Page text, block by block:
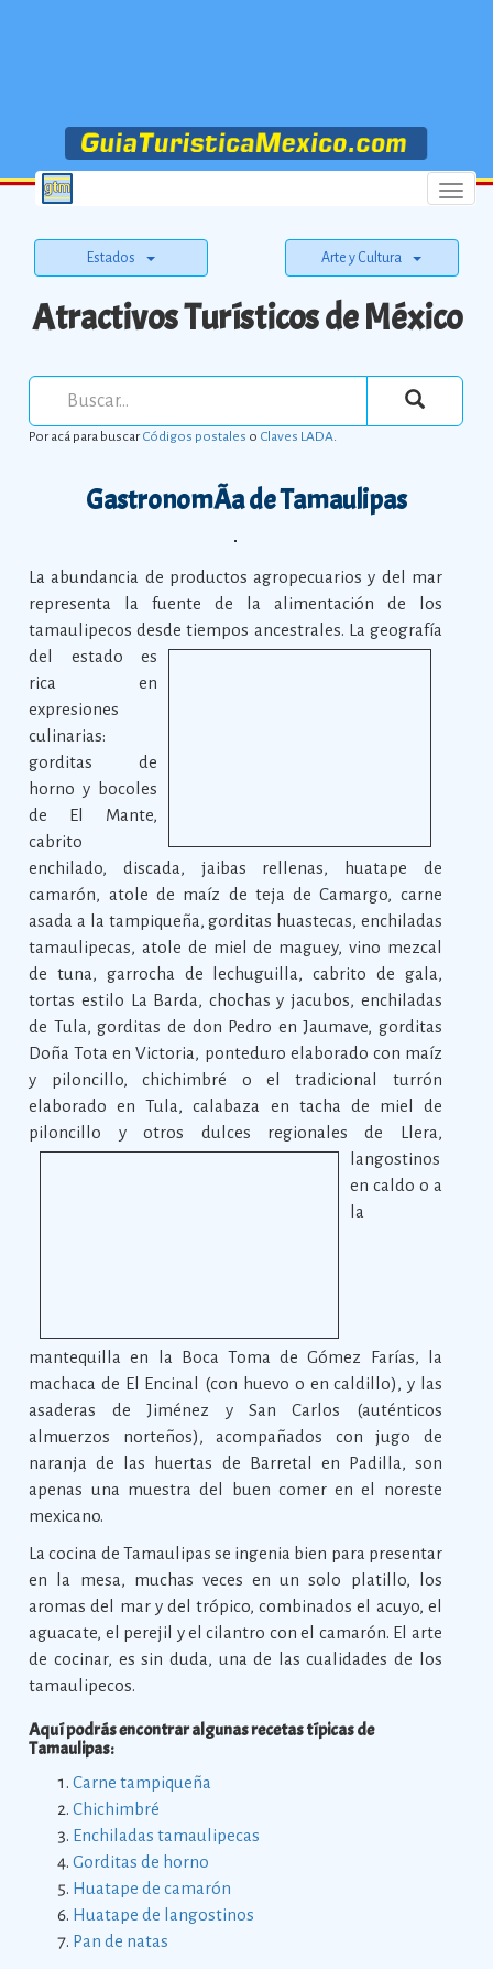
Menu
Estados Arte y Cultura
Atractivos Turísticos de México
Por acá para buscarCódigos postales o Claves LADA.
GastronomÃ­a de Tamaulipas
La abundancia de productos agropecuarios y del mar
representa la fuente de la alimentación de los
tamaulipecos desde tiempos ancestrales. La geografía
del estado es
rica en
expresiones
culinarias:
gorditas de
horno y bocoles
de El Mante,
cabrito
enchilado, discada, jaibas rellenas, huatape de
camarón, atole de maíz de teja de Camargo, carne
asada a la tampiqueña, gorditas huastecas, enchiladas
tamaulipecas, atole de miel de maguey, vino mezcal
de tuna, garrocha de lechuguilla, cabrito de gala,
tortas estilo La Barda, chochas y jacubos, enchiladas
de Tula, gorditas de don Pedro en Jaumave, gorditas
Doña Tota en Victoria, ponteduro elaborado con maíz
y piloncillo, chichimbré o el tradicional turrón
elaborado en Tula, calabaza en tacha de miel de
piloncillo y otros dulces regionales de Llera,
langostinos
en caldo o a
la
mantequilla en la Boca Toma de Gómez Farías, la
machaca de El Encinal (con huevo o en caldillo), y las
asaderas de Jiménez y San Carlos (auténticos
almuerzos norteños), acompañados con jugo de
naranja de las huertas de Barretal en Padilla, son
apenas una muestra del buen comer en el noreste
mexicano.
La cocina de Tamaulipas se ingenia bien para presentar
en la mesa, muchas veces en un solo platillo, los
aromas del mar y del trópico, combinados el acuyo, el
aguacate, el perejil y el cilantro con el camarón. El arte
de cocinar, es sin duda, una de las cualidades de los
tamaulipecos.
Aquí podrás encontrar algunas recetas típicas de
Tamaulipas:
Carne tampiqueña
Chichimbré
Enchiladas tamaulipecas
Gorditas de horno
Huatape de camarón
Huatape de langostinos
Pan de natas